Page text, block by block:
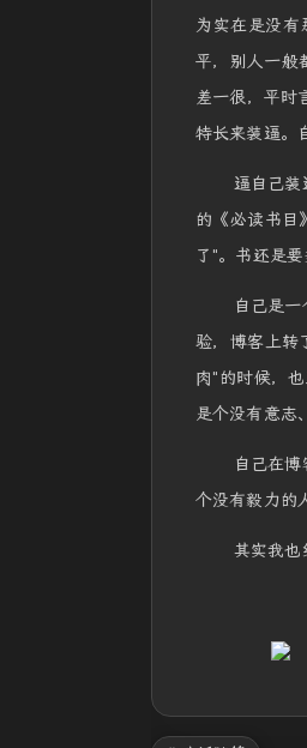
为实在是没
平，别人一般
差一很，平时
特长来装逼。
逼自己
的《必读书目
了"。书还是
自己是
验，博客上转
肉"的时候，
是个没有意志
自己在
个没有毅力的
其实我也